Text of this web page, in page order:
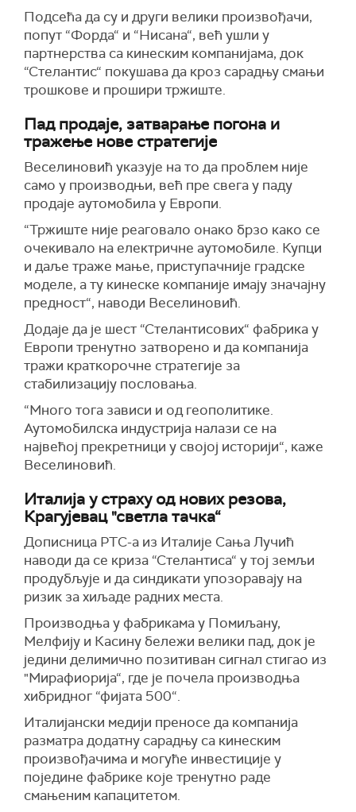
Подсећа да су и други велики произвођачи,
попут “Форда“ и “Нисана“, већ ушли у
партнерства са кинеским компанијама, док
“Стелантис“ покушава да кроз сарадњу смањи
трошкове и прошири тржиште.
Пад продаје, затварање погона и
тражење нове стратегије
Веселиновић указује на то да проблем није
само у производњи, већ пре свега у паду
продаје аутомобила у Европи.
“Тржиште није реаговало онако брзо како се
очекивало на електричне аутомобиле. Купци
и даље траже мање, приступачније градске
моделе, а ту кинеске компаније имају значајну
предност“, наводи Веселиновић.
Додаје да је шест “Стелантисових“ фабрика у
Европи тренутно затворено и да компанија
тражи краткорочне стратегије за
стабилизацију пословања.
“Много тога зависи и од геополитике.
Аутомобилска индустрија налази се на
највећој прекретници у својој историји“, каже
Веселиновић.
Италија у страху од нових резова,
Крагујевац "светла тачка“
Дописница РТС-а из Италије Сања Лучић
наводи да се криза “Стелантиса“ у тој земљи
продубљује и да синдикати упозоравају на
ризик за хиљаде радних места.
Производња у фабрикама у Помиљану,
Мелфију и Касину бележи велики пад, док је
једини делимично позитиван сигнал стигао из
"Мирафиорија“, где је почела производња
хибридног “фијата 500“.
Италијански медији преносе да компанија
разматра додатну сарадњу са кинеским
произвођачима и могуће инвестиције у
поједине фабрике које тренутно раде
смањеним капацитетом.